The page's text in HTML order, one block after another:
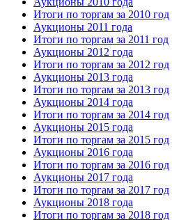
Итоги по торгам за 2010 год
Аукционы 2011 года
Итоги по торгам за 2011 год
Аукционы 2012 года
Итоги по торгам за 2012 год
Аукционы 2013 года
Итоги по торгам за 2013 год
Аукционы 2014 года
Итоги по торгам за 2014 год
Аукционы 2015 года
Итоги по торгам за 2015 год
Аукционы 2016 года
Итоги по торгам за 2016 год
Аукционы 2017 года
Итоги по торгам за 2017 год
Аукционы 2018 года
Итоги по торгам за 2018 год